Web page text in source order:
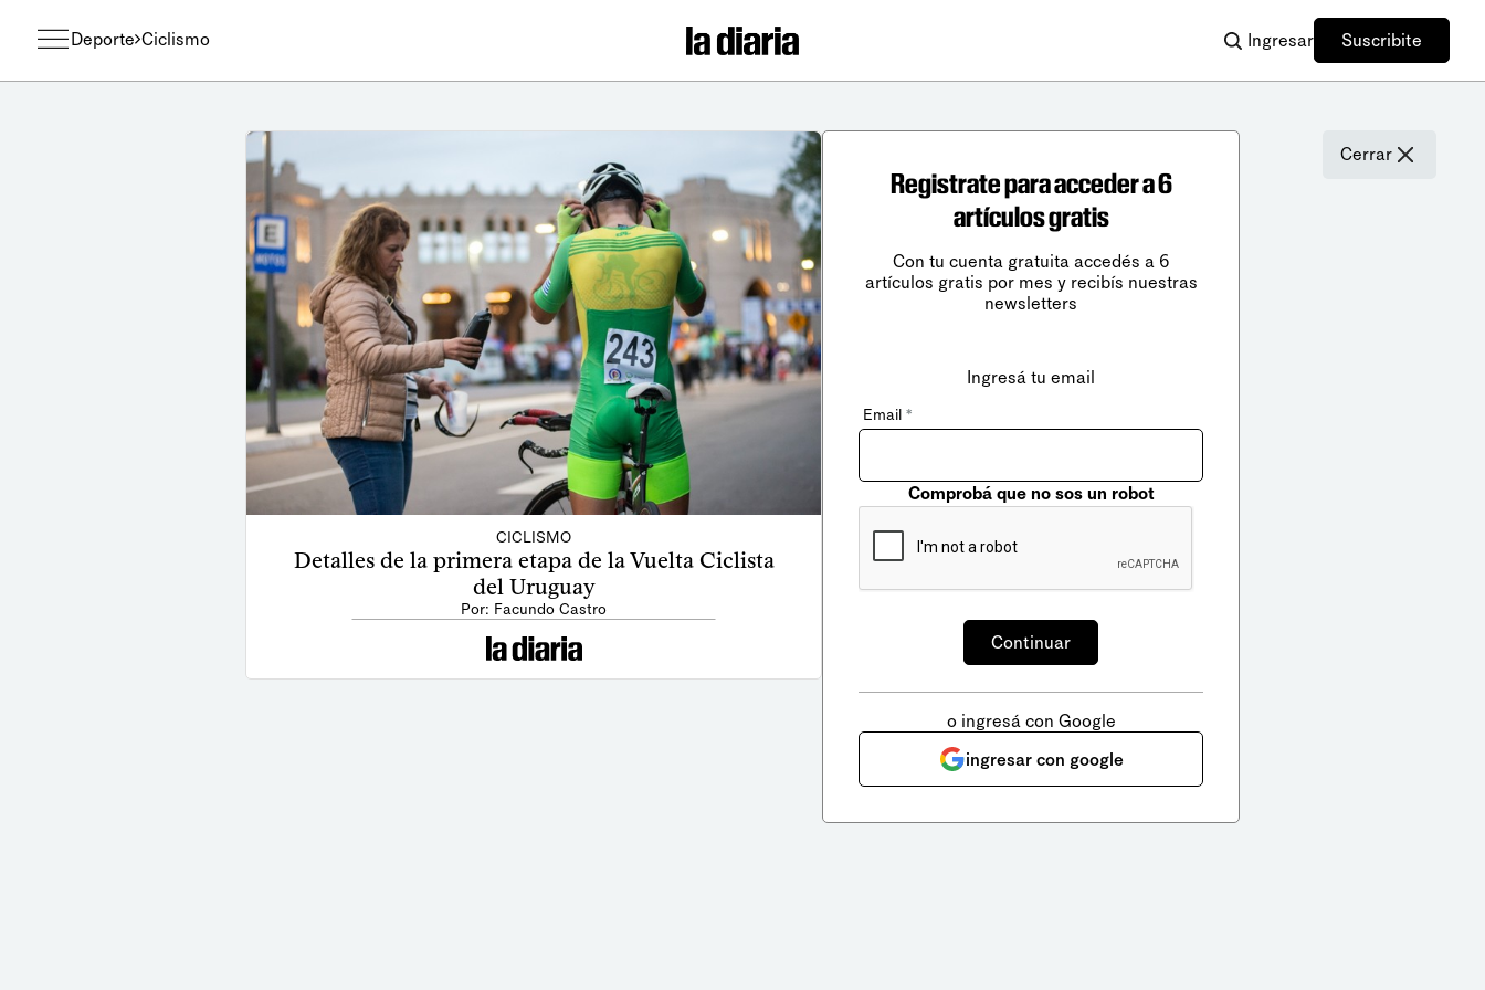
Deporte Ciclismo Ingresar Suscribite
CICLISMO
Detalles de la primera etapa de la Vuelta Ciclista
del Uruguay
Por: Facundo Castro
Cerrar
Registrate para acceder a 6
artículos gratis
Con tu cuenta gratuita accedés a 6
artículos gratis por mes y recibís nuestras
newsletters
Ingresá tu email
Email *
Comprobá que no sos un robot
o ingresá con Google
ingresar con google